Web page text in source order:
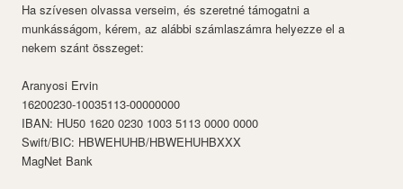
Ha szívesen olvassa verseim, és szeretné támogatni a
munkásságom, kérem, az alábbi számlaszámra helyezze el a
nekem szánt összeget:
Aranyosi Ervin
16200230-10035113-00000000
IBAN: HU50 1620 0230 1003 5113 0000 0000
Swift/BIC: HBWEHUHB/HBWEHUHBXXX
MagNet Bank